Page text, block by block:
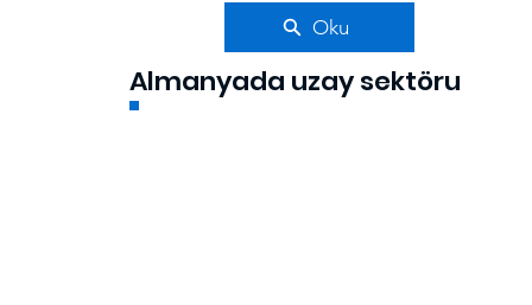
Oku
Almanyada uzay sektöru